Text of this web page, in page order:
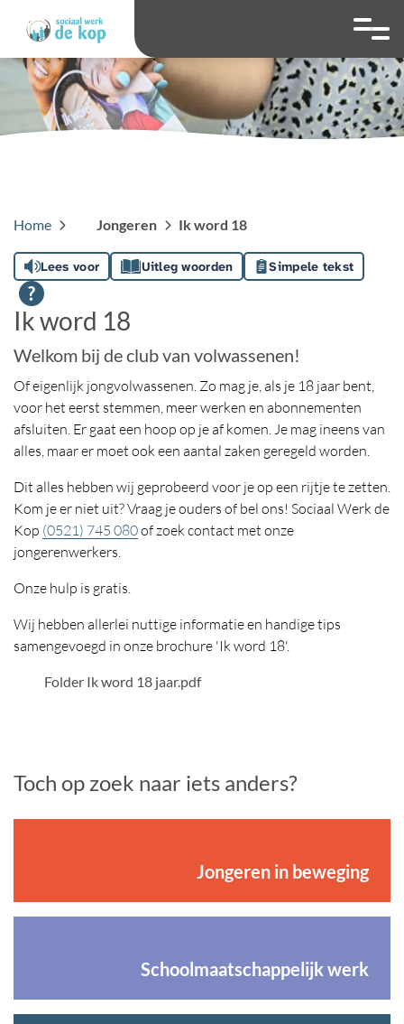
Hoog contrast
Ga naar
Home Jongeren Ik word 18
Lees voor Uitleg woorden Simpele tekst
Ik word 18
Welkom bij de club van volwassenen!
Of eigenlijk jongvolwassenen. Zo mag je, als je 18 jaar bent,
voor het eerst stemmen, meer werken en abonnementen
afsluiten. Er gaat een hoop op je af komen. Je mag ineens van
alles, maar er moet ook een aantal zaken geregeld worden.
Dit alles hebben wij geprobeerd voor je op een rijtje te zetten.
Kom je er niet uit? Vraag je ouders of bel ons! Sociaal Werk de
Kop (0521) 745 080of zoek contact met onze
jongerenwerkers.
Onze hulp is gratis.
Wij hebben allerlei nuttige informatie en handige tips
samengevoegd in onze brochure 'Ik word 18'.
PDF Bestand
Folder Ik word 18 jaar.pdf
Toch op zoek naar iets anders?
Jongeren in beweging
Schoolmaatschappelijk werk